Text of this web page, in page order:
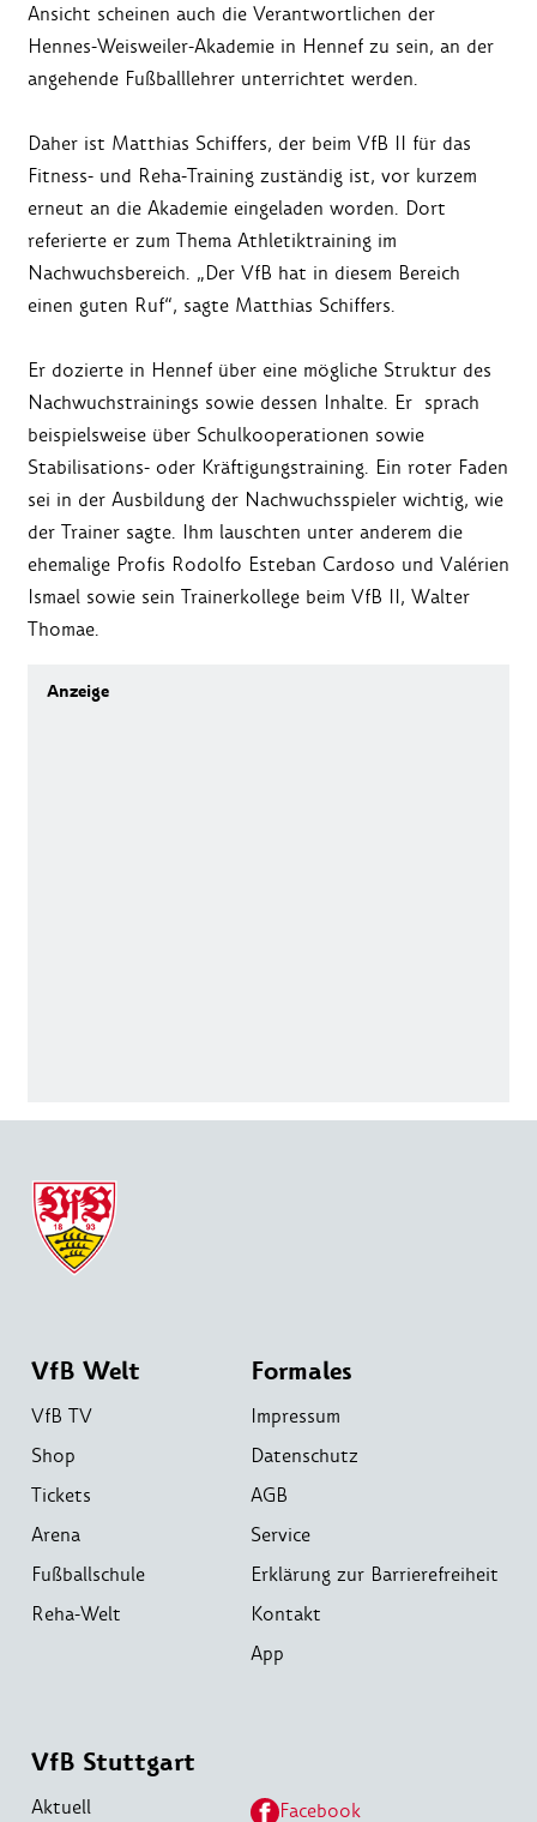
Ansicht scheinen auch die Verantwortlichen der
Hennes-Weisweiler-Akademie in Hennef zu sein, an der
angehende Fußballlehrer unterrichtet werden.
Daher ist Matthias Schiffers, der beim VfB II für das
Fitness- und Reha-Training zuständig ist, vor kurzem
erneut an die Akademie eingeladen worden. Dort
referierte er zum Thema Athletiktraining im
Nachwuchsbereich. „Der VfB hat in diesem Bereich
einen guten Ruf“, sagte Matthias Schiffers.
Er dozierte in Hennef über eine mögliche Struktur des
Nachwuchstrainings sowie dessen Inhalte. Er sprach
beispielsweise über Schulkooperationen sowie
Stabilisations- oder Kräftigungstraining. Ein roter Faden
sei in der Ausbildung der Nachwuchsspieler wichtig, wie
der Trainer sagte. Ihm lauschten unter anderem die
ehemalige Profis Rodolfo Esteban Cardoso und Valérien
Ismael sowie sein Trainerkollege beim VfB II, Walter
Thomae.
VfB Welt
VfB TV
Shop
Tickets
Arena
Fußballschule
Reha-Welt
Formales
Impressum
Datenschutz
AGB
Service
Erklärung zur Barrierefreiheit
Kontakt
App
VfB Stuttgart
Aktuell Facebook